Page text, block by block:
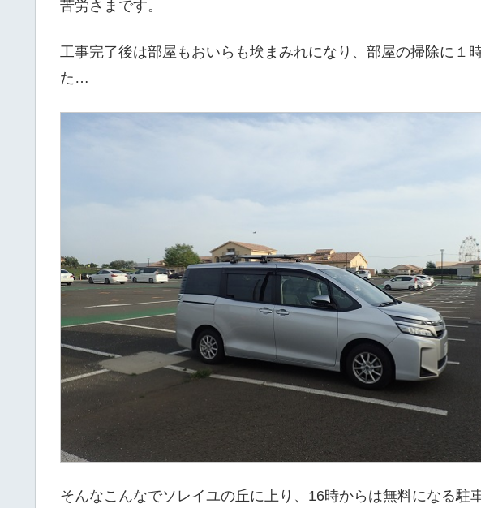
苦労さまです。
工事完了後は部屋もおいらも埃まみれになり、部屋の掃除に１
た…
そんなこんなでソレイユの丘に上り、16時からは無料になる